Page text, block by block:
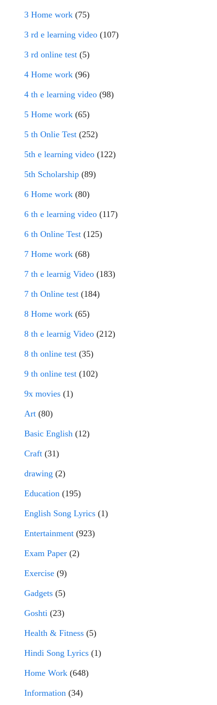
3 Home work (75)
3 rd e learning video (107)
3 rd online test (5)
4 Home work (96)
4 th e learning video (98)
5 Home work (65)
5 th Onlie Test (252)
5th e learning video (122)
5th Scholarship (89)
6 Home work (80)
6 th e learning video (117)
6 th Online Test (125)
7 Home work (68)
7 th e learnig Video (183)
7 th Online test (184)
8 Home work (65)
8 th e learnig Video (212)
8 th online test (35)
9 th online test (102)
9x movies (1)
Art (80)
Basic English (12)
Craft (31)
drawing (2)
Education (195)
English Song Lyrics (1)
Entertainment (923)
Exam Paper (2)
Exercise (9)
Gadgets (5)
Goshti (23)
Health & Fitness (5)
Hindi Song Lyrics (1)
Home Work (648)
Information (34)